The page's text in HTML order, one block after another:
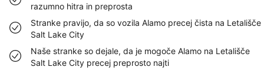
razumno hitra in preprosta
Stranke pravijo, da so vozila Alamo precej čista na Letališče
Salt Lake City
Naše stranke so dejale, da je mogoče Alamo na Letališče
Salt Lake City precej preprosto najti